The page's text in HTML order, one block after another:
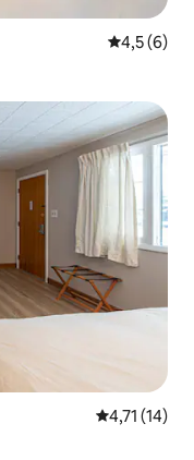
4,5 (6)
Gemiddelde
4,71 (14)